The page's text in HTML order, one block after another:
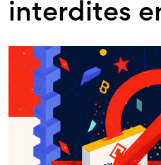
interdites